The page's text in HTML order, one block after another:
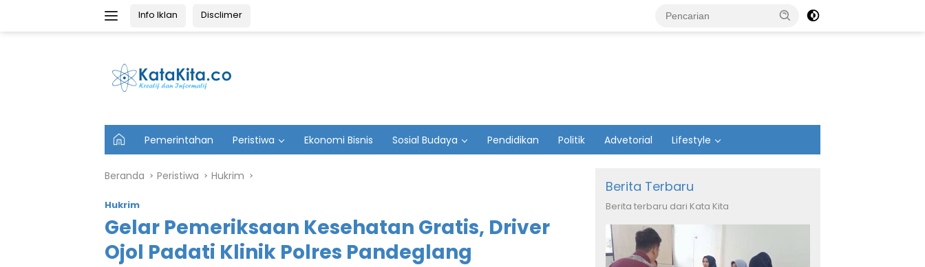
Info Iklan Disclimer
U
t
m
Pemerintahan Peristiwa Ekonomi Bisnis Sosial Budaya Pendidikan Politik Advetorial Lifestyle
Beranda Peristiwa Hukrim
Hukrim
Gelar Pemeriksaan Kesehatan Gratis, Driver
Ojol Padati Klinik Polres Pandeglang
Berita Terbaru
Berita terbaru dari Kata Kita